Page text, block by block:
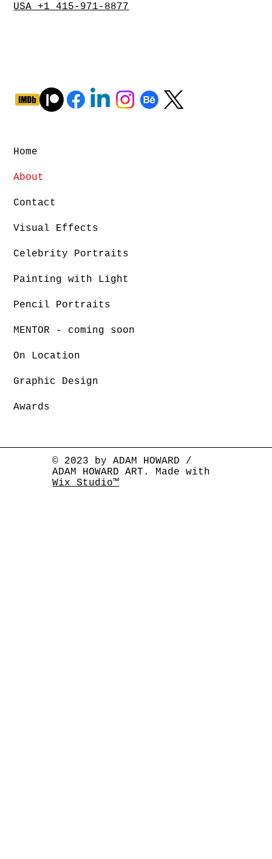
© 2023 by ADAM HOWARD /
ADAM HOWARD ART. Made with
Wix Studio™
USA +1 415-971-8877
Home
About
Contact
Visual Effects
Celebrity Portraits
Painting with Light
Pencil Portraits
MENTOR - coming soon
On Location
Graphic Design
Awards